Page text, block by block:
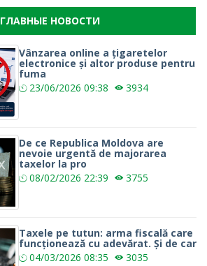
ГЛАВНЫЕ НОВОСТИ
Vânzarea online a țigaretelor
electronice și altor produse pentru
fuma
23/06/2026 09:38 3934
De ce Republica Moldova are
nevoie urgentă de majorarea
taxelor la pro
08/02/2026 22:39 3755
Taxele pe tutun: arma fiscală care
funcționează cu adevărat. Și de car
04/03/2026 08:35 3035